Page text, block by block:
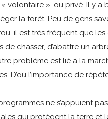
volontaire », ou privé. Il y a
la forêt. Peu de gens
il est très fréquent que les
chasser, d’abattre un
problème est lié à la
D’où l’importance de
ne s’appuient
qui protègent la terre et